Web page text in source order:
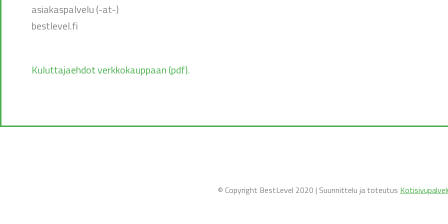
asiakaspalvelu (-at-)
bestlevel.fi
Kuluttajaehdot verkkokauppaan (pdf).
©️ Copyright BestLevel 2020 | Suunnittelu ja toteutus